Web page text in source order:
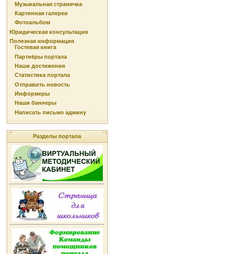
Музыкальная страничка
Картинная галерея
Фотоальбом
Юридическая консультация
Полезная информация
Гостевая книга
Партнёры портала
Наши достижения
Статистика портала
Отправить новость
Информеры
Наши баннеры
Написать письмо админу
Разделы портала